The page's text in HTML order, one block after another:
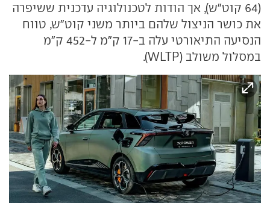
(64 קוט"ש), אך הודות לטכנולוגיה עדכנית ששיפרה
את כושר הניצול שלהם ביותר משני קוט"ש, טווח
הנסיעה התיאורטי עלה ב-17 ק"מ ל-452 ק"מ
במסלול משולב (WLTP).